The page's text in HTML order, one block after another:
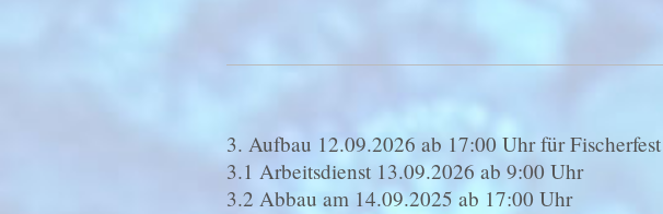
3. Aufbau 12.09.2026 ab 17:00 Uhr für Fischerfest
3.1 Arbeitsdienst 13.09.2026 ab 9:00 Uhr
3.2 Abbau am 14.09.2025 ab 17:00 Uhr